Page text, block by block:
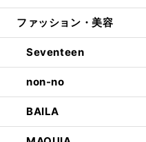
ファッション・美容
Seventeen
non-no
BAILA